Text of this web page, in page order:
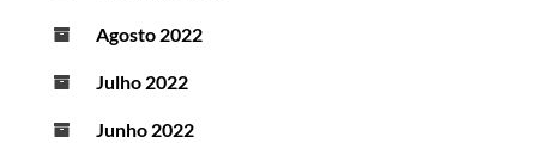
Agosto 2022
Julho 2022
Junho 2022